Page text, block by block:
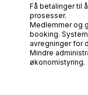
Få betalinger til
prosesser.
Medlemmer og
booking.
avregninger for
Mindre
økonomistyring.